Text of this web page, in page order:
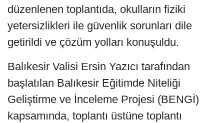
düzenlenen toplantıda, okulların fiziki
yetersizlikleri ile güvenlik sorunları dile
getirildi ve çözüm yolları konuşuldu.
Balıkesir Valisi Ersin Yazıcı tarafından
başlatılan Balıkesir Eğitimde Niteliği
Geliştirme ve İnceleme Projesi (BENGİ)
kapsamında, toplantı üstüne toplantı